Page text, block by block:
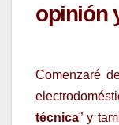
opinión
Comenzaré
técnica” y